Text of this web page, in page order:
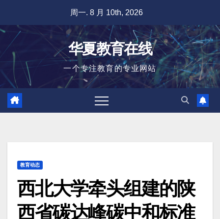
容
周一. 8 月 10th, 2026
华夏教育在线
一个专注教育的专业网站
教育动态
西北大学牵头组建的陕
西省碳达峰碳中和标准